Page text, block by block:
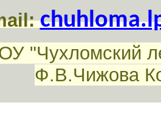
"Чухломский
Ф.В.Чижова